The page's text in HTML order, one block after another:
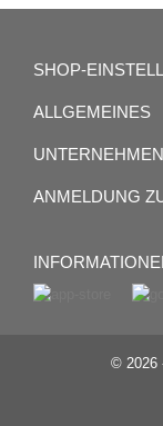
SHOP-
ALLGEMEINES
UNTERNEHMEN
ANMELDUNG
© 2026